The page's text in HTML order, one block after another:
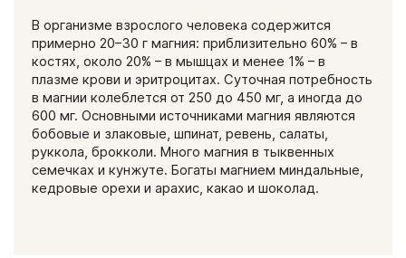
В организме взрослого человека содержится
примерно 20–30 г магния: приблизительно 60% – в
костях, около 20% – в мышцах и менее 1% – в
плазме крови и эритроцитах. Суточная потребность
в магнии колеблется от 250 до 450 мг, а иногда до
600 мг. Основными источниками магния являются
бобовые и злаковые, шпинат, ревень, салаты,
руккола, брокколи. Много магния в тыквенных
семечках и кунжуте. Богаты магнием миндальные,
кедровые орехи и арахис, какао и шоколад.